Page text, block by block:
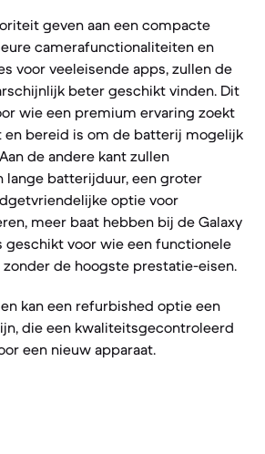
geven aan een compacte
camerafunctionaliteiten en
voor veeleisende apps, zullen de
beter geschikt vinden. Dit
wie een premium ervaring zoekt
en bereid is om de batterij mogelijk
de andere kant zullen
lange batterijduur, een groter
optie voor
meer baat hebben bij de Galaxy
geschikt voor wie een functionele
de hoogste prestatie-eisen.
kan een refurbished optie een
die een kwaliteitsgecontroleerd
een nieuw apparaat.